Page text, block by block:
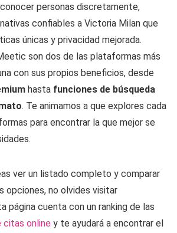
personas discretamente,
confiables a Victoria Milan que
únicas y privacidad mejorada.
son dos de las plataformas más
con sus propios beneficios, desde
hasta funciones de búsqueda
. Te animamos a que explores cada
para encontrar la que mejor se
ver un listado completo y comparar
opciones, no olvides visitar
página cuenta con un ranking de las
citas online y te ayudará a encontrar el